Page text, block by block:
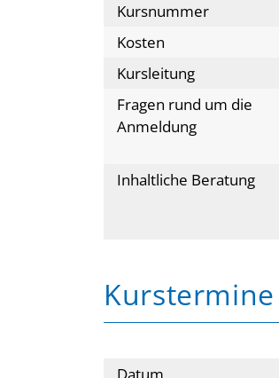
Kursnummer
Kosten
Kursleitung
Fragen rund um die
Anmeldung
Inhaltliche Beratung
Kurstermine